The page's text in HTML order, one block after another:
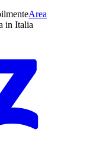
Area
in Italia